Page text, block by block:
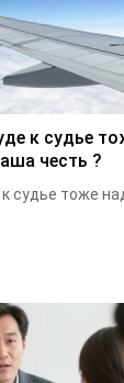
к судье
честь ?
судье тоже